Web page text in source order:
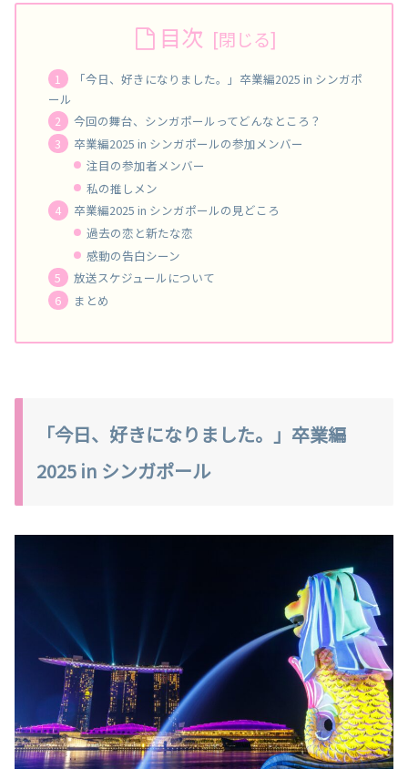
目次
「今日、好きになりました。」卒業編2025 in シンガポ
ール
今回の舞台、シンガポールってどんなところ？
卒業編2025 in シンガポールの参加メンバー
注目の参加者メンバー
私の推しメン
卒業編2025 in シンガポールの見どころ
過去の恋と新たな恋
感動の告白シーン
放送スケジュールについて
まとめ
「今日、好きになりました。」卒業編
2025 in シンガポール